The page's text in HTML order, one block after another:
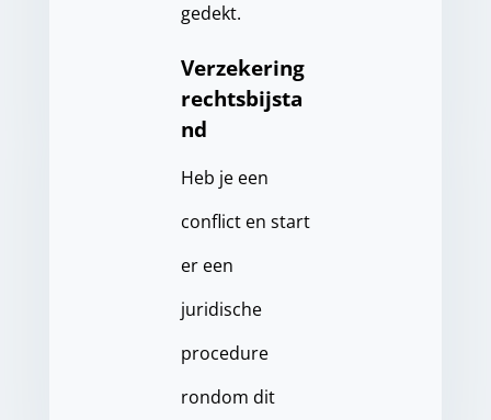
gedekt.
Verzekering
rechtsbijsta
nd
Heb je een
conflict en start
er een
juridische
procedure
rondom dit